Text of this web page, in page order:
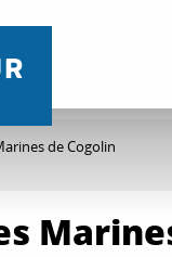
de Cogolin